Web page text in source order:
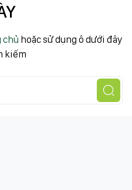
chủ hoặc sử dụng ô dưới đây
kiếm